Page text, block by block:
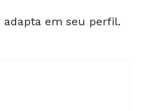
adapta em seu perfil.